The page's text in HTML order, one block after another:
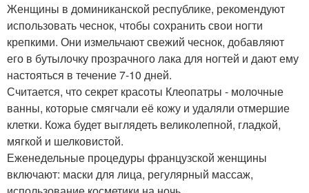
Женщины в доминиканской республике, рекомендуют
использовать чеснок, чтобы сохранить свои ногти
крепкими. Они измельчают свежий чеснок, добавляют
его в бутылочку прозрачного лака для ногтей и дают ему
настояться в течение 7-10 дней.
Считается, что секрет красоты Клеопатры - молочные
ванны, которые смягчали её кожу и удаляли отмершие
клетки. Кожа будет выглядеть великолепной, гладкой,
мягкой и шелковистой.
Еженедельные процедуры французской женщины
включают: маски для лица, регулярный массаж,